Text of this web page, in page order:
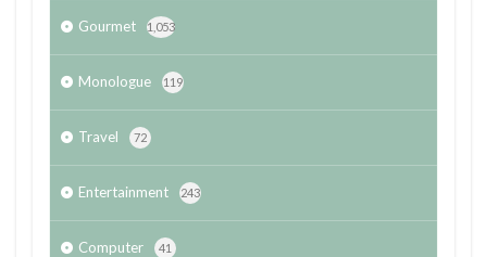
Gourmet 1,053
Monologue 119
Travel 72
Entertainment 243
Computer 41